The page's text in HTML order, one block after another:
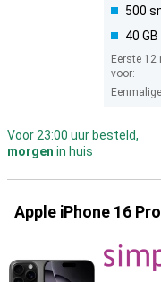
500
40 GB
Eerste
voor:
Voor 23:00 uur besteld,
morgen in huis
Apple iPhone 16